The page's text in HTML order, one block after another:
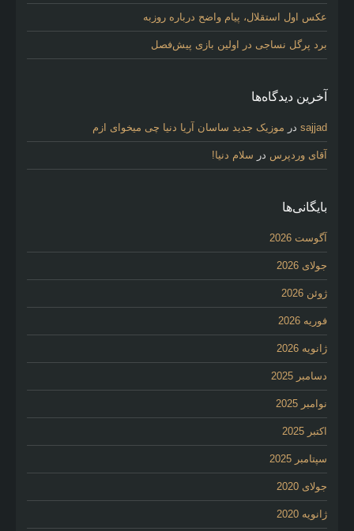
عکس اول استقلال، پیام واضح درباره روزبه
برد پرگل نساجی در اولین بازی پیش‌فصل
آخرین دیدگاه‌ها
sajjad در موزیک جدید ساسان آریا دنیا چی میخوای ازم
آقای وردپرس در سلام دنیا!
بایگانی‌ها
آگوست 2026
جولای 2026
ژوئن 2026
فوریه 2026
ژانویه 2026
دسامبر 2025
نوامبر 2025
اکتبر 2025
سپتامبر 2025
جولای 2020
ژانویه 2020